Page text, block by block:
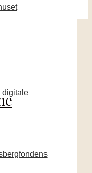
digitale